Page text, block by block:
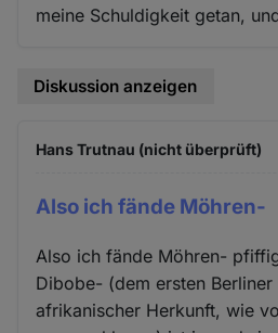
meine Schuldigkeit getan,
Diskussion anzeigen
Hans Trutnau (nicht überprüft)
Also ich fände Möhren-
Also ich fände Möhren-
Dibobe- (dem ersten
afrikanischer Herkunft, wie